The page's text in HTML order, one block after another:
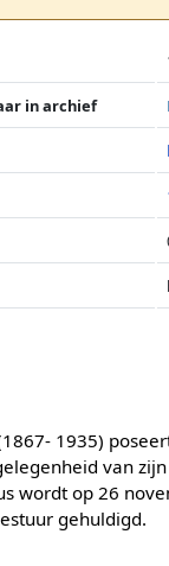
in archief
1935)
van
wordt op 26
gehuldigd.